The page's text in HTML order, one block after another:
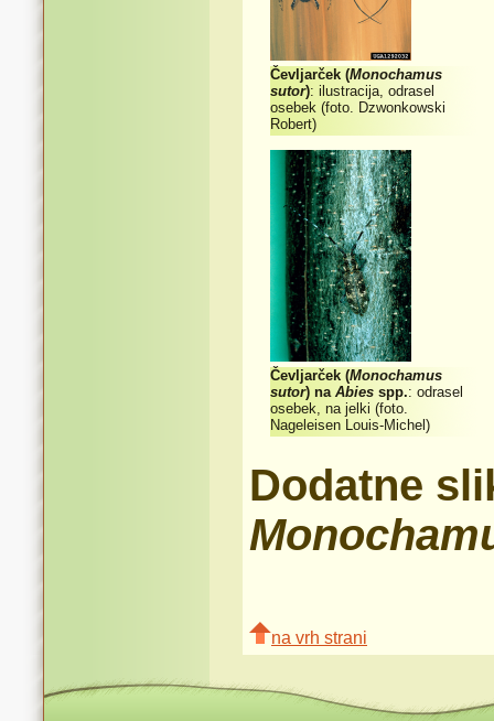
Čevljarček (Monochamus
sutor): ilustracija, odrasel
osebek (foto. Dzwonkowski
Robert)
Čevljarček (Monochamus
sutor) na Abies spp.: odrasel
osebek, na jelki (foto.
Nageleisen Louis-Michel)
Dodatne
na vrh strani